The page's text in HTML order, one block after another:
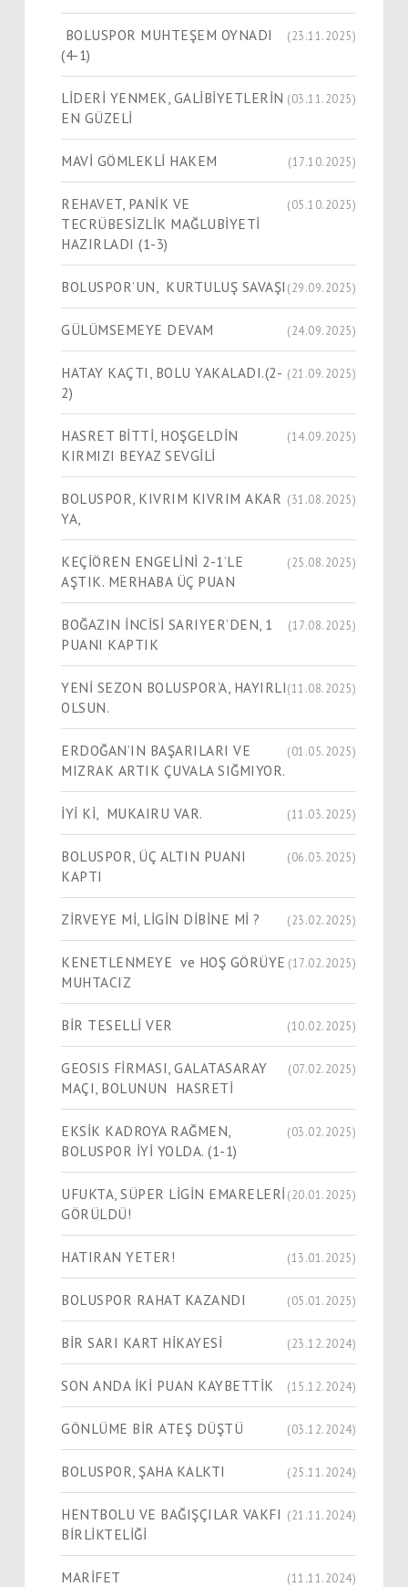
BOLUSPOR MUHTEŞEM OYNADI
(4-1)
(23.11.2025)
LİDERİ YENMEK, GALİBİYETLERİN
EN GÜZELİ
(03.11.2025)
MAVİ GÖMLEKLİ HAKEM (17.10.2025)
REHAVET, PANİK VE
TECRÜBESİZLİK MAĞLUBİYETİ
HAZIRLADI (1-3)
(05.10.2025)
BOLUSPOR’UN, KURTULUŞ SAVAŞI (29.09.2025)
GÜLÜMSEMEYE DEVAM (24.09.2025)
HATAY KAÇTI, BOLU YAKALADI.(2-
2)
(21.09.2025)
HASRET BİTTİ, HOŞGELDİN
KIRMIZI BEYAZ SEVGİLİ
(14.09.2025)
BOLUSPOR, KIVRIM KIVRIM AKAR
YA,
(31.08.2025)
KEÇİÖREN ENGELİNİ 2-1’LE
AŞTIK. MERHABA ÜÇ PUAN
(25.08.2025)
BOĞAZIN İNCİSİ SARIYER’DEN, 1
PUANI KAPTIK
(17.08.2025)
YENİ SEZON BOLUSPOR’A, HAYIRLI
OLSUN.
(11.08.2025)
ERDOĞAN’IN BAŞARILARI VE
MIZRAK ARTIK ÇUVALA SIĞMIYOR.
(01.05.2025)
İYİ Kİ, MUKAIRU VAR. (11.03.2025)
BOLUSPOR, ÜÇ ALTIN PUANI
KAPTI
(06.03.2025)
ZİRVEYE Mİ, LİGİN DİBİNE Mİ ? (23.02.2025)
KENETLENMEYE ve HOŞ GÖRÜYE
MUHTACIZ
(17.02.2025)
BİR TESELLİ VER (10.02.2025)
GEOSIS FİRMASI, GALATASARAY
MAÇI, BOLUNUN HASRETİ
(07.02.2025)
EKSİK KADROYA RAĞMEN,
BOLUSPOR İYİ YOLDA. (1-1)
(03.02.2025)
UFUKTA, SÜPER LİGİN EMARELERİ
GÖRÜLDÜ!
(20.01.2025)
HATIRAN YETER! (13.01.2025)
BOLUSPOR RAHAT KAZANDI (05.01.2025)
BİR SARI KART HİKAYESİ (23.12.2024)
SON ANDA İKİ PUAN KAYBETTİK (15.12.2024)
GÖNLÜME BİR ATEŞ DÜŞTÜ (03.12.2024)
BOLUSPOR, ŞAHA KALKTI (25.11.2024)
HENTBOLU VE BAĞIŞÇILAR VAKFI
BİRLİKTELİĞİ
(21.11.2024)
MARİFET (11.11.2024)